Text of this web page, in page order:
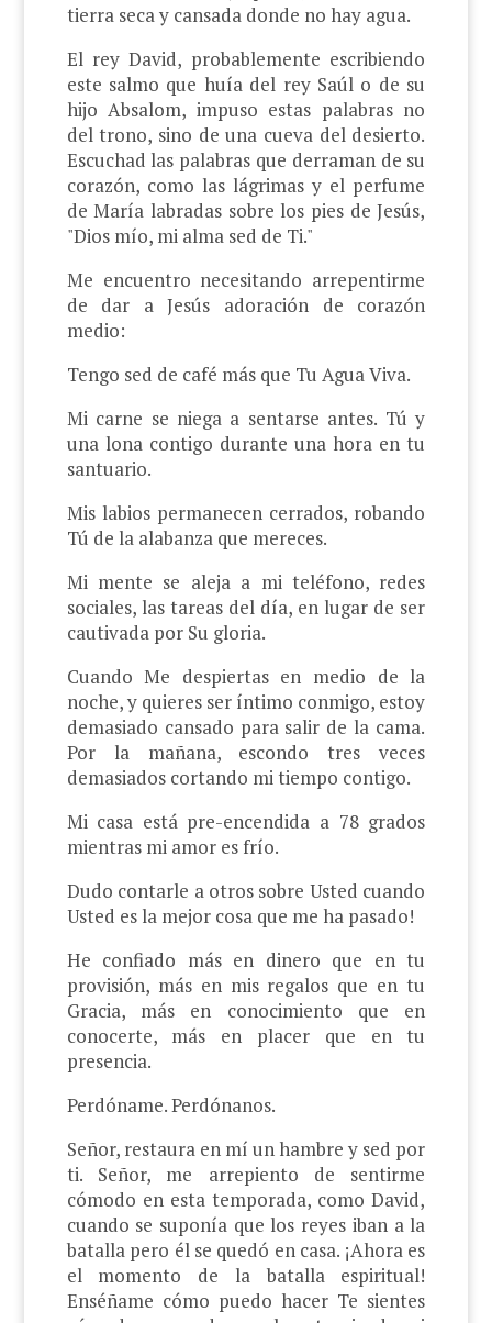
tierra seca y cansada donde no hay agua.
El rey David, probablemente escribiendo
este salmo que huía del rey Saúl o de su
hijo Absalom, impuso estas palabras no
del trono, sino de una cueva del desierto.
Escuchad las palabras que derraman de su
corazón, como las lágrimas y el perfume
de María labradas sobre los pies de Jesús,
"Dios mío, mi alma sed de Ti."
Me encuentro necesitando arrepentirme
de dar a Jesús adoración de corazón
medio:
Tengo sed de café más que Tu Agua Viva.
Mi carne se niega a sentarse antes. Tú y
una lona contigo durante una hora en tu
santuario.
Mis labios permanecen cerrados, robando
Tú de la alabanza que mereces.
Mi mente se aleja a mi teléfono, redes
sociales, las tareas del día, en lugar de ser
cautivada por Su gloria.
Cuando Me despiertas en medio de la
noche, y quieres ser íntimo conmigo, estoy
demasiado cansado para salir de la cama.
Por la mañana, escondo tres veces
demasiados cortando mi tiempo contigo.
Mi casa está pre-encendida a 78 grados
mientras mi amor es frío.
Dudo contarle a otros sobre Usted cuando
Usted es la mejor cosa que me ha pasado!
He confiado más en dinero que en tu
provisión, más en mis regalos que en tu
Gracia, más en conocimiento que en
conocerte, más en placer que en tu
presencia.
Perdóname. Perdónanos.
Señor, restaura en mí un hambre y sed por
ti. Señor, me arrepiento de sentirme
cómodo en esta temporada, como David,
cuando se suponía que los reyes iban a la
batalla pero él se quedó en casa. ¡Ahora es
el momento de la batalla espiritual!
Enséñame cómo puedo hacer Te sientes